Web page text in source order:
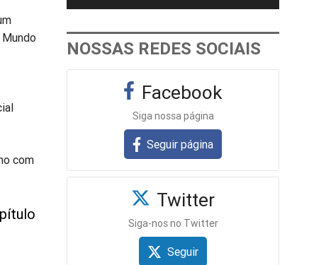
com
NOSSAS REDES SOCIAIS
Facebook
Siga nossa página
Seguir página
Twitter
Siga-nos no Twitter
Seguir